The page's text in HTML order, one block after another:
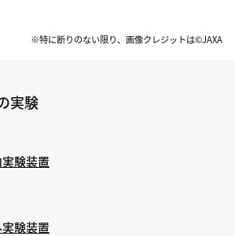
※特に断りのない限り、画像クレジットは©JAXA
実験
験装置
験装置